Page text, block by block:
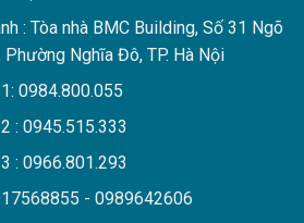
: Tòa nhà BMC Building, Số 31 Ngõ
Phường Nghĩa Đô, TP. Hà Nội
0984.800.055
: 0945.515.333
: 0966.801.293
- 0989642606